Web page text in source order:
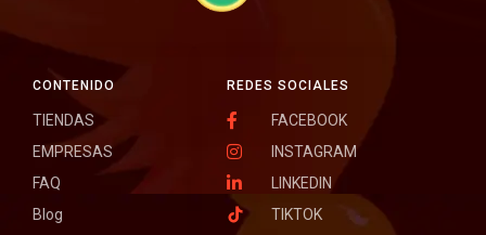
REDES SOCIALES
FACEBOOK
INSTAGRAM
LINKEDIN
TIKTOK
CONTENIDO
TIENDAS
EMPRESAS
FAQ
Blog